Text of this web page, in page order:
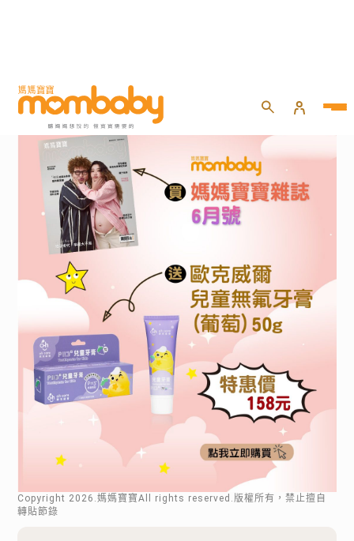
Copyright 2026 .媽媽寶寶All rights reserved.版權所有，禁止擅自
轉貼節錄